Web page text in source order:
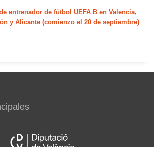
entrenador de fútbol UEFA B en Valencia,
y Alicante (comienzo el 20 de septiembre)